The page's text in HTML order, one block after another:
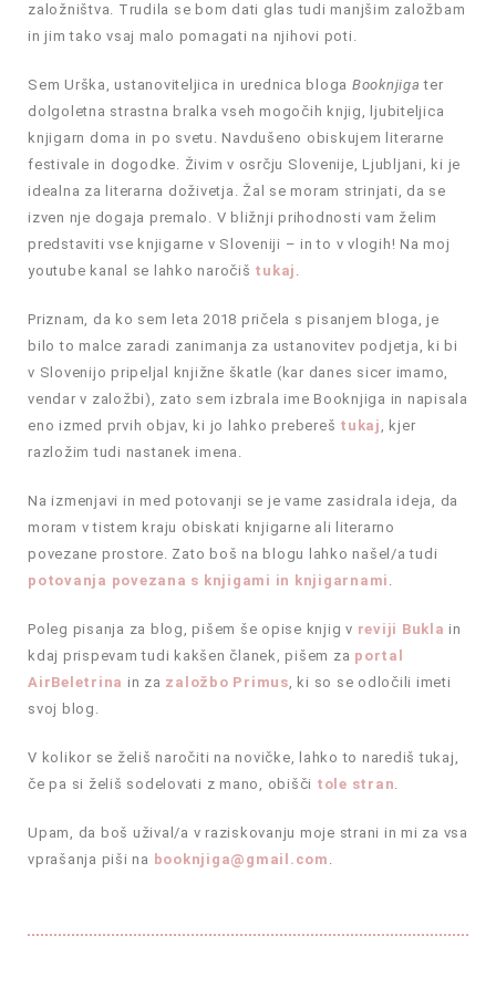
založništva. Trudila se bom dati glas tudi manjšim založbam
in jim tako vsaj malo pomagati na njihovi poti.
Sem Urška, ustanoviteljica in urednica bloga Booknjigater
dolgoletna strastna bralka vseh mogočih knjig, ljubiteljica
knjigarn doma in po svetu. Navdušeno obiskujem literarne
festivale in dogodke. Živim v osrčju Slovenije, Ljubljani, ki je
idealna za literarna doživetja. Žal se moram strinjati, da se
izven nje dogaja premalo. V bližnji prihodnosti vam želim
predstaviti vse knjigarne v Sloveniji – in to v vlogih! Na moj
youtube kanal se lahko naročiš tukaj .
Priznam, da ko sem leta 2018 pričela s pisanjem bloga, je
bilo to malce zaradi zanimanja za ustanovitev podjetja, ki bi
v Slovenijo pripeljal knjižne škatle (kar danes sicer imamo,
vendar v založbi), zato sem izbrala ime Booknjiga in napisala
eno izmed prvih objav, ki jo lahko prebereš tukaj , kjer
razložim tudi nastanek imena.
Na izmenjavi in med potovanji se je vame zasidrala ideja, da
moram v tistem kraju obiskati knjigarne ali literarno
povezane prostore. Zato boš na blogu lahko našel/a tudi
potovanja povezana s knjigami in knjigarnami .
Poleg pisanja za blog, pišem še opise knjig v reviji Bukla in
kdaj prispevam tudi kakšen članek, pišem za portal
AirBeletrina in za založbo Primus, ki so se odločili imeti
svoj blog.
V kolikor se želiš naročiti na novičke, lahko to narediš tukaj,
če pa si želiš sodelovati z mano, obišči tole stran.
Upam, da boš užival/a v raziskovanju moje strani in mi za vsa
vprašanja piši na booknjiga@gmail.com .